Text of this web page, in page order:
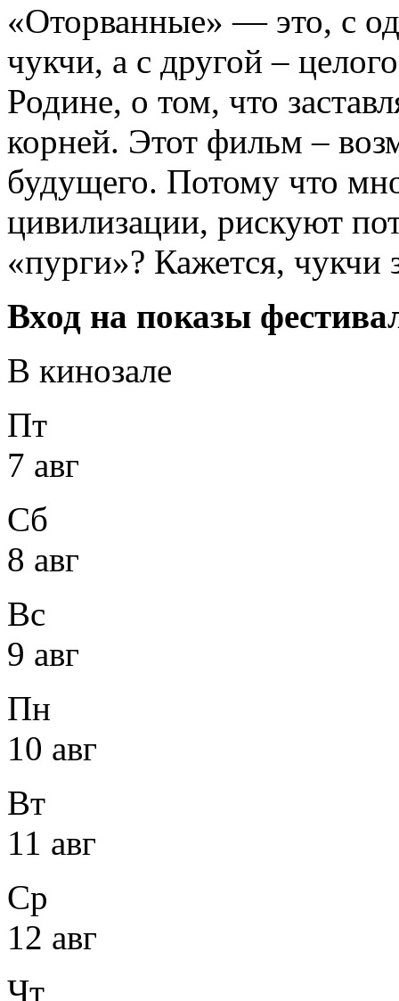
«Оторванные» — это, с
чукчи, а с другой –
Родине, о том, что
корней. Этот фильм –
будущего. Потому что
цивилизации, рискуют
«пурги»? Кажется,
Вход на показы
В кинозале
Пт
7 авг
Сб
8 авг
Вс
9 авг
Пн
10 авг
Вт
11 авг
Ср
12 авг
Чт